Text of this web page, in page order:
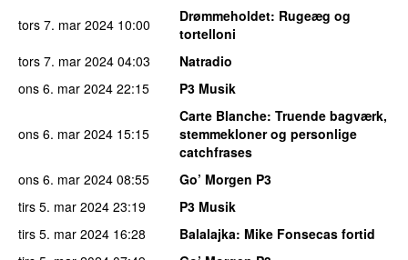
tors 7. mar 2024 10:00 Drømmeholdet: Rugeæg og
tortelloni
tors 7. mar 2024 04:03
Natradio
ons 6. mar 2024 22:15 P3 Musik
ons 6. mar 2024 15:15
Carte Blanche: Truende bagværk,
stemmekloner og personlige
catchfrases
ons 6. mar 2024 08:55
Go’ Morgen P3
tirs 5. mar 2024 23:19
P3 Musik
tirs 5. mar 2024 16:28 Balalajka: Mike Fonsecas fortid